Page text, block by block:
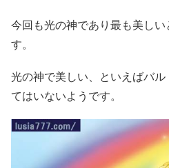
今回も光の神であり最も美し
す。
光の神で美しい、といえばバ
てはいないようです。